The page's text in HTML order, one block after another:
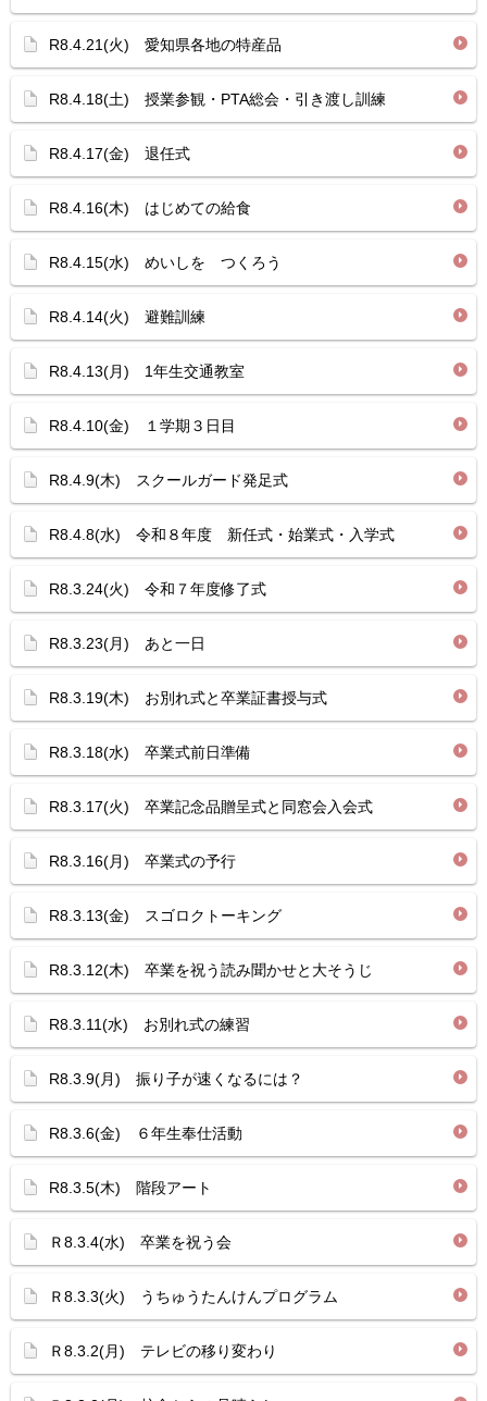
R8.4.21(火) 愛知県各地の特産品
R8.4.18(土) 授業参観・PTA総会・引き渡し訓練
R8.4.17(金) 退任式
R8.4.16(木) はじめての給食
R8.4.15(水) めいしを つくろう
R8.4.14(火) 避難訓練
R8.4.13(月) 1年生交通教室
R8.4.10(金) １学期３日目
R8.4.9(木) スクールガード発足式
R8.4.8(水) 令和８年度 新任式・始業式・入学式
R8.3.24(火) 令和７年度修了式
R8.3.23(月) あと一日
R8.3.19(木) お別れ式と卒業証書授与式
R8.3.18(水) 卒業式前日準備
R8.3.17(火) 卒業記念品贈呈式と同窓会入会式
R8.3.16(月) 卒業式の予行
R8.3.13(金) スゴロクトーキング
R8.3.12(木) 卒業を祝う読み聞かせと大そうじ
R8.3.11(水) お別れ式の練習
R8.3.9(月) 振り子が速くなるには？
R8.3.6(金) ６年生奉仕活動
R8.3.5(木) 階段アート
Ｒ8.3.4(水) 卒業を祝う会
Ｒ8.3.3(火) うちゅうたんけんプログラム
Ｒ8.3.2(月) テレビの移り変わり